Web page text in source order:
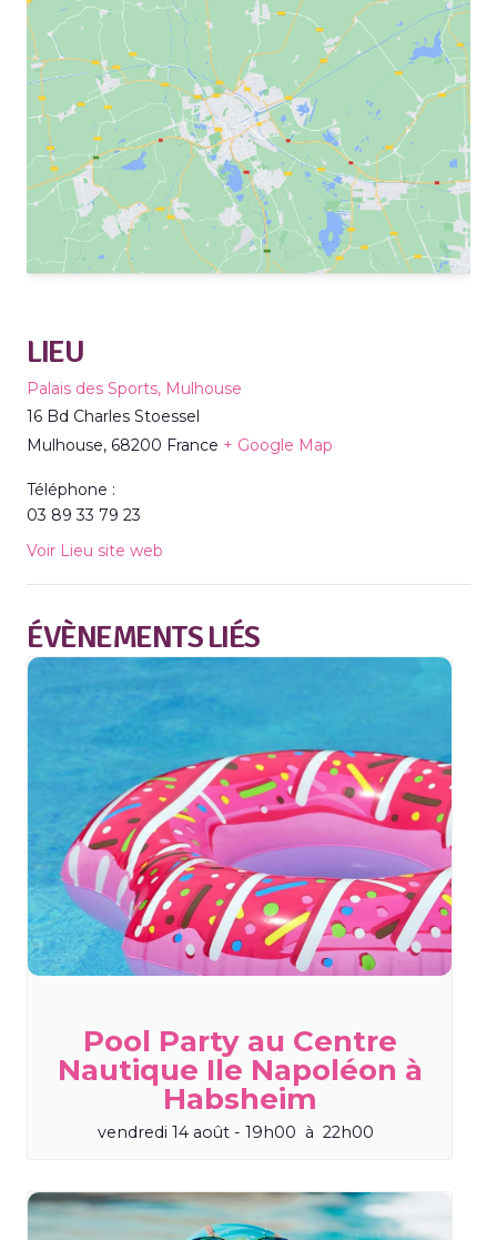
LIEU
Palais des Sports, Mulhouse
16 Bd Charles Stoessel
Mulhouse, 68200 France + Google Map
Téléphone :
03 89 33 79 23
Voir Lieu site web
ÉVÈNEMENTS LIÉS
Pool Party au Centre
Nautique Ile Napoléon à
Habsheim
vendredi 14 août - 19h00 à 22h00